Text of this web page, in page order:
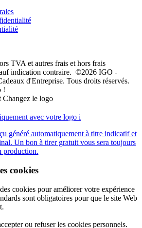
TVA et autres frais et hors frais
indication contraire. ©2026 IGO -
d'Entreprise. Tous droits réservés.
!
Changez le logo
avec votre logo i
généré automatiquement à titre indicatif et
Un bon à tirer gratuit vous sera toujours
production.
cookies
cookies pour améliorer votre expérience
sont obligatoires pour que le site Web
ou refuser les cookies personnels.